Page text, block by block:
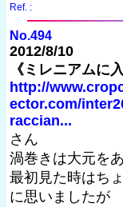
Ref. :
No.494
2012/8/10
《ミレニアムに
http://
ector.com/
raccian...
さん
渦巻きは大元を
最初見た時はち
に思いましたが